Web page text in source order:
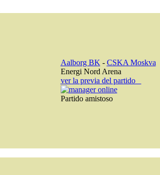
Aalborg BK - CSKA Moskva
Energi Nord Arena
ver la previa del partido
Partido amistoso